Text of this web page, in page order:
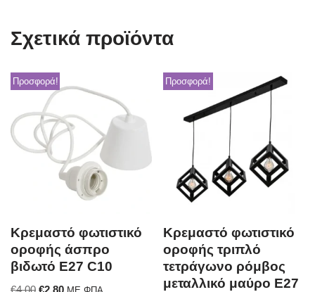
Σχετικά προϊόντα
Προσφορά!
Κρεμαστό φωτιστικό
οροφής άσπρο
βιδωτό E27 C10
€4.00 €2.80
Προσφορά!
Κρεμαστό φωτιστικό
οροφής τριπλό
τετράγωνο ρόμβος
μεταλλικό μαύρο E27